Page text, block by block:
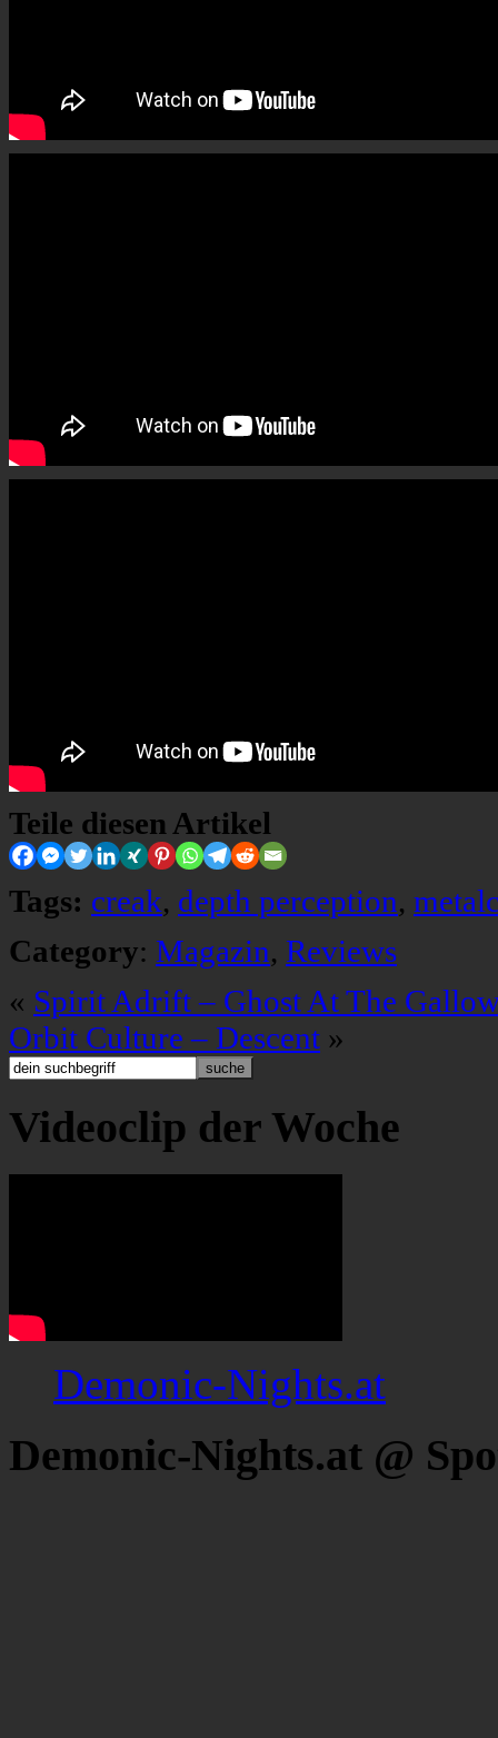
Teile diesen Artikel
Tags: creak, depth perception,
Category: Magazin, Reviews
« Spirit Adrift – Ghost At The
Orbit Culture – Descent »
Videoclip der Woche
Demonic-Nights.at
Demonic-Nights.at @